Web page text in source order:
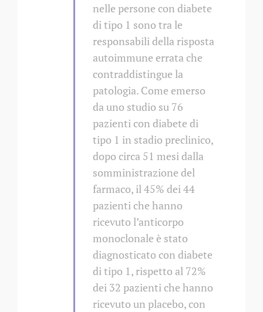
nelle persone con diabete
di tipo 1 sono tra le
responsabili della risposta
autoimmune errata che
contraddistingue la
patologia. Come emerso
da uno studio su 76
pazienti con diabete di
tipo 1 in stadio preclinico,
dopo circa 51 mesi dalla
somministrazione del
farmaco, il 45% dei 44
pazienti che hanno
ricevuto l’anticorpo
monoclonale è stato
diagnosticato con diabete
di tipo 1, rispetto al 72%
dei 32 pazienti che hanno
ricevuto un placebo, con